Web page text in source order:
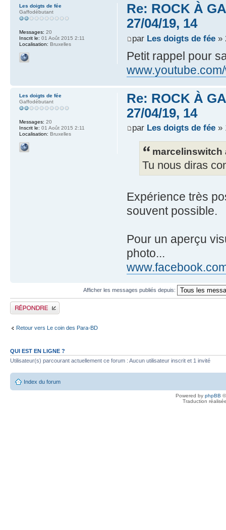
Re: ROCK À
27/04/19, 14
par Les doigts de fée»
Petit rappel pour
Les doigts de fée
Gaffodébutant
Messages: 20
Inscrit le: 01 Août 2015 2:11
Localisation: Bruxelles
Re: ROCK À
27/04/19, 14
par Les doigts de fée»
marcelinswitch
Tu nous diras
Expérience très
souvent possible.
Pour un aperçu
photo...
Les doigts de fée
Gaffodébutant
Messages: 20
Inscrit le: 01 Août 2015 2:11
Localisation: Bruxelles
Afficher les messages publiés depuis:
Publier une réponse
Retour vers Le coin des Para-BD
QUI EST EN LIGNE ?
Utilisateur(s) parcourant actuellement ce forum : Aucun utilisateur inscrit et 1 invité
Index du forum
Powered by phpBB
Traduction